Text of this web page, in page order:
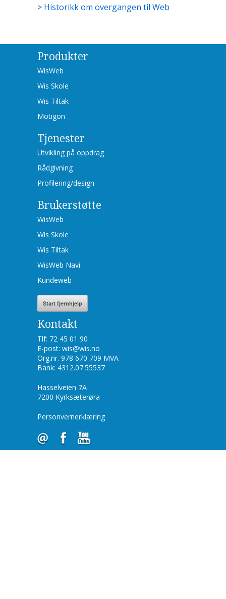
> Historikk om overgangen til Web
Produkter
WisWeb
Wis Skole
Wis Tiltak
Motigon
Tjenester
Utvikling på oppdrag
Rådgivning
Profilering/design
Brukerstøtte
WisWeb
Wis Skole
Wis Tiltak
WisWeb Navi
Kundeweb
Start fjernhjelp
Kontakt
Tlf: 72 45 01 90
E-post: wis@wis.no
Org.nr. 978 670 709 MVA
Bank: 4312.07.55537
Hasselveien 7A
7200 Kyrksæterøra
Personvernerklæring